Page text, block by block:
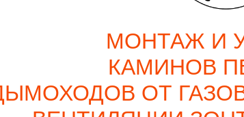
МОНТАЖ И
КАМИНОВ
ОТ